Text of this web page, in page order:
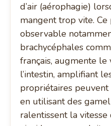
d’air (aérophagie)
mangent trop vite. Ce
observable
brachycéphales
français, augmente
l’intestin, amplifiant
propriétaires
en utilisant des
ralentissent la vitesse